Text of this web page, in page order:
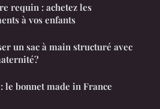
requin : achetez les
à vos enfants
un sac à main structuré avec
le bonnet made in France